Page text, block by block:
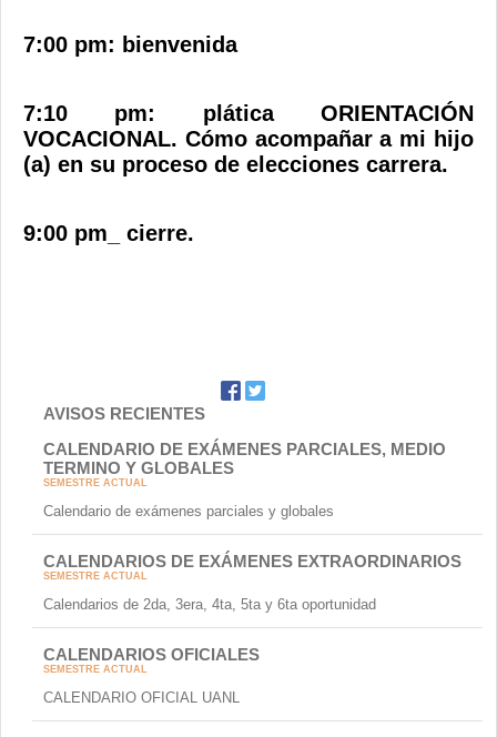
7:00 pm: bienvenida
7:10 pm: plática ORIENTACIÓN
VOCACIONAL. Cómo acompañar a mi hijo
(a) en su proceso de elecciones carrera.
9:00 pm_ cierre.
AVISOS RECIENTES
CALENDARIO DE EXÁMENES PARCIALES, MEDIO
TERMINO Y GLOBALES
SEMESTRE ACTUAL
Calendario de exámenes parciales y globales
CALENDARIOS DE EXÁMENES EXTRAORDINARIOS
SEMESTRE ACTUAL
Calendarios de 2da, 3era, 4ta, 5ta y 6ta oportunidad
CALENDARIOS OFICIALES
SEMESTRE ACTUAL
CALENDARIO OFICIAL UANL